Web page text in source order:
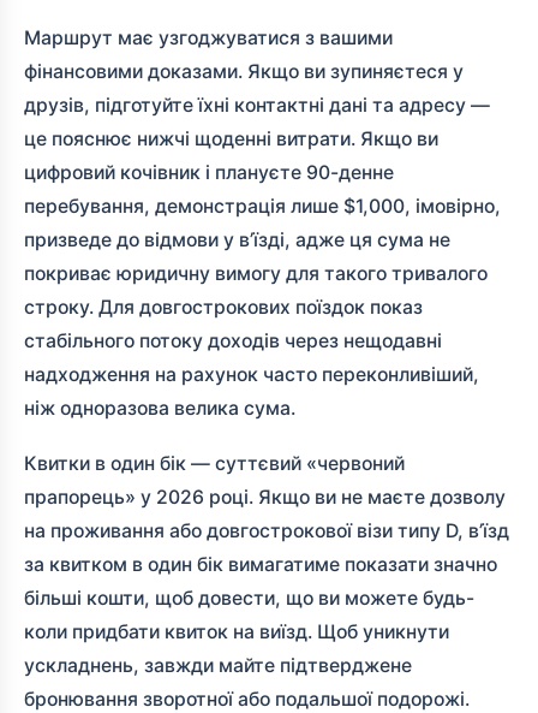
Маршрут має узгоджуватися з вашими
фінансовими доказами. Якщо ви зупиняєтеся у
друзів, підготуйте їхні контактні дані та адресу —
це пояснює нижчі щоденні витрати. Якщо ви
цифровий кочівник і плануєте 90-денне
перебування, демонстрація лише $1,000, імовірно,
призведе до відмови у в’їзді, адже ця сума не
покриває юридичну вимогу для такого тривалого
строку. Для довгострокових поїздок показ
стабільного потоку доходів через нещодавні
надходження на рахунок часто переконливіший,
ніж одноразова велика сума.
Квитки в один бік — суттєвий «червоний
прапорець» у 2026 році. Якщо ви не маєте дозволу
на проживання або довгострокової візи типу D, в’їзд
за квитком в один бік вимагатиме показати значно
більші кошти, щоб довести, що ви можете будь-
коли придбати квиток на виїзд. Щоб уникнути
ускладнень, завжди майте підтверджене
бронювання зворотної або подальшої подорожі.